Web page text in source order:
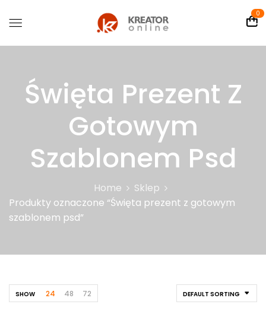
0
Święta Prezent Z
Gotowym
Szablonem Psd
Home
Sklep
Produkty oznaczone “Święta prezent z gotowym
szablonem psd”
DEFAULT SORTING
SHOW 24 48 72